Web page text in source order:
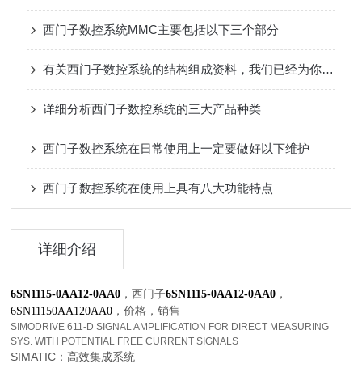
西门子数控系统MMC主要包括以下三个部分
有关西门子数控系统的结构组成资料，我们已经为你准备好了
详细分析西门子数控系统的三大产品种类
西门子数控系统在日常使用上一定要做好以下维护
西门子数控系统在使用上具有八大功能特点
详细介绍
6SN1115-0AA12-0AA0 ，西门子6SN1115-0AA12-0AA0 ，
6SN11150AA120AA0 ，价格，销售
SIMODRIVE 611-D SIGNAL AMPLIFICATION FOR DIRECT MEASURING
SYS. WITH POTENTIAL FREE CURRENT SIGNALS
SIMATIC：高效集成系统